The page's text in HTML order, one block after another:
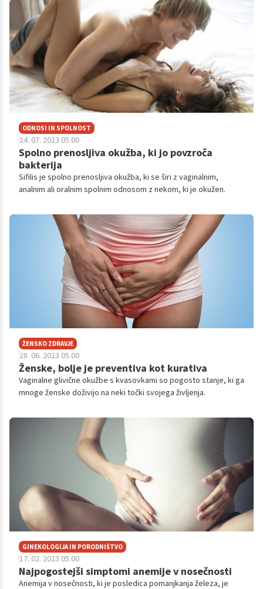
ODNOSI IN SPOLNOST
24. 07. 2023 05.00
Spolno prenosljiva okužba, ki jo povzroča
bakterija
Sifilis je spolno prenosljiva okužba, ki se širi z vaginalnim,
analnim ali oralnim spolnim odnosom z nekom, ki je okužen.
ŽENSKO ZDRAVJE
28. 06. 2023 05.00
Ženske, bolje je preventiva kot kurativa
Vaginalne glivične okužbe s kvasovkami so pogosto stanje, ki ga
mnoge ženske doživijo na neki točki svojega življenja.
GINEKOLOGIJA IN PORODNIŠTVO
17. 02. 2023 05.00
Najpogostejši simptomi anemije v nosečnosti
Anemija v nosečnosti, ki je posledica pomanjkanja železa, je